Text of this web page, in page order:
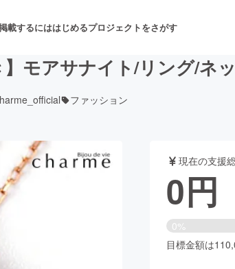
載するにははじめるプロジェクトをさがす
舞台・パフォーマンス
】モアサナイト/リング/ネ
ファッション
現在の支援
0円
0%
目標金額は